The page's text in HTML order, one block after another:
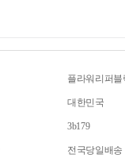
플라워리퍼블
대한민국
3b179
전국당일배송